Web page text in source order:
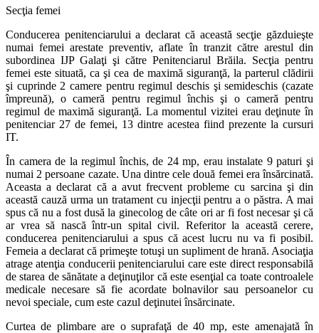
Secţia femei
Conducerea penitenciarului a declarat că această secţie găzduieşte
numai femei arestate preventiv, aflate în tranzit către arestul din
subordinea IJP Galaţi şi către Penitenciarul Brăila. Secţia pentru
femei este situată, ca şi cea de maximă siguranţă, la parterul clădirii
şi cuprinde 2 camere pentru regimul deschis şi semideschis (cazate
împreună), o cameră pentru regimul închis şi o cameră pentru
regimul de maximă siguranţă. La momentul vizitei erau deţinute în
penitenciar 27 de femei, 13 dintre acestea fiind prezente la cursuri
IT.
În camera de la regimul închis, de 24 mp, erau instalate 9 paturi şi
numai 2 persoane cazate. Una dintre cele două femei era însărcinată.
Aceasta a declarat că a avut frecvent probleme cu sarcina şi din
această cauză urma un tratament cu injecţii pentru a o păstra. A mai
spus că nu a fost dusă la ginecolog de câte ori ar fi fost necesar şi că
ar vrea să nască într-un spital civil. Referitor la această cerere,
conducerea penitenciarului a spus că acest lucru nu va fi posibil.
Femeia a declarat că primeşte totuşi un supliment de hrană. Asociaţia
atrage atenţia conducerii penitenciarului care este direct responsabilă
de starea de sănătate a deţinuţilor că este esenţial ca toate controalele
medicale necesare să fie acordate bolnavilor sau persoanelor cu
nevoi speciale, cum este cazul deţinutei însărcinate.
Curtea de plimbare are o suprafaţă de 40 mp, este amenajată în